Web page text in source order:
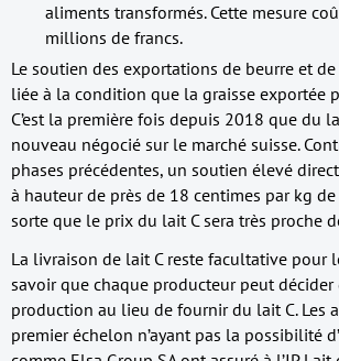
aliments transformés. Cette mesure
millions de francs.
Le soutien des exportations de beurre et
liée à la condition que la graisse exportée
C’est la première fois depuis 2018 que du
nouveau négocié sur le marché suisse.
phases précédentes, un soutien élevé
à hauteur de près de 18 centimes par kg
sorte que le prix du lait C sera très proche
La livraison de lait C reste facultative pour
savoir que chaque producteur peut décider
production au lieu de fournir du lait C. Les
premier échelon n’ayant pas la possibilité